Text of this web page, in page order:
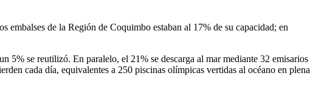
de la Región de Coquimbo estaban al 17% de su capacidad; en
5% se reutilizó. En paralelo, el 21% se descarga al mar mediante 32 emisarios
cada día, equivalentes a 250 piscinas olímpicas vertidas al océano en plena